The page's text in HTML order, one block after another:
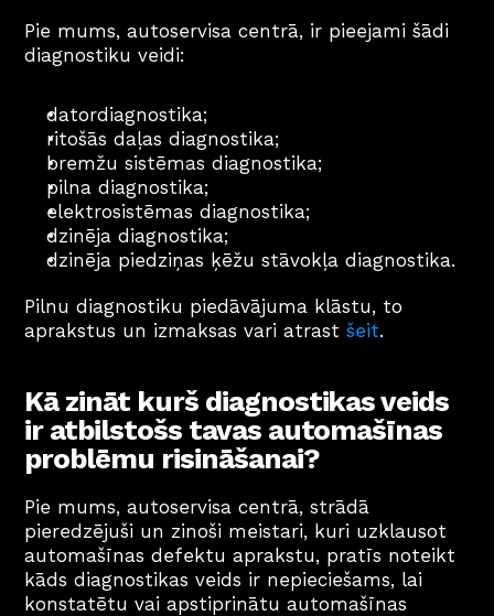
Pie mums, autoservisa centrā, ir pieejami šādi
diagnostiku veidi:
datordiagnostika;
ritošās daļas diagnostika;
bremžu sistēmas diagnostika;
pilna diagnostika;
elektrosistēmas diagnostika;
dzinēja diagnostika;
dzinēja piedziņas ķēžu stāvokļa diagnostika.
Pilnu diagnostiku piedāvājuma klāstu, to
aprakstus un izmaksas vari atrast šeit.
Kā zināt kurš diagnostikas veids
ir atbilstošs tavas automašīnas
problēmu risināšanai?
Pie mums, autoservisa centrā, strādā
pieredzējuši un zinoši meistari, kuri uzklausot
automašīnas defektu aprakstu, pratīs noteikt
kāds diagnostikas veids ir nepieciešams, lai
konstatētu vai apstiprinātu automašīnas